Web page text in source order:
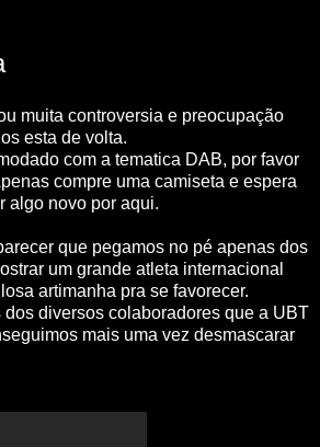
muita controversia e preocupação
esta de volta.
com a tematica DAB, por favor
compre uma camiseta e espera
algo novo por aqui.
que pegamos no pé apenas dos
um grande atleta internacional
artimanha pra se favorecer.
dos diversos colaboradores que a UBT
mais uma vez desmascarar